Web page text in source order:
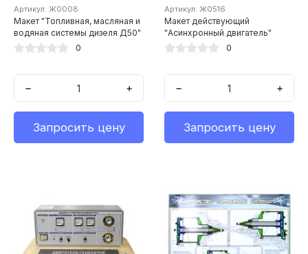
Артикул: Ж0008
Макет "Топливная, масляная и
водяная системы дизеля Д50"
0
− +
Запросить цену
Артикул: Ж0516
Макет действующий
"Асинхронный двигатель"
0
− +
Запросить цену